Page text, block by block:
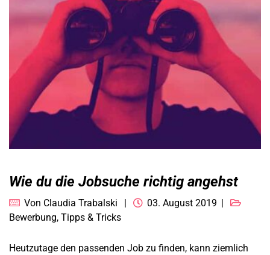
Wie du die Jobsuche richtig angehst
Von Claudia Trabalski
03. August 2019
Bewerbung, Tipps & Tricks
Heutzutage den passenden Job zu finden, kann ziemlich